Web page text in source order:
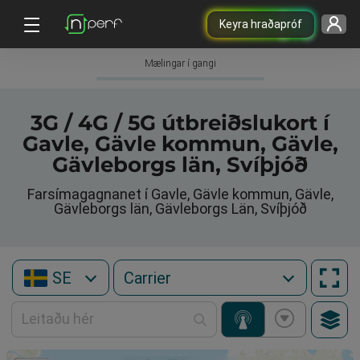
Keyra hraðapróf
Mælingar í gangi
3G / 4G / 5G útbreiðslukort í
Gavle, Gävle kommun, Gävle,
Gävleborgs län, Svíþjóð
Farsímagagnanet í Gavle, Gävle kommun, Gävle,
Gävleborgs län, Gävleborgs Län, Svíþjóð
SE